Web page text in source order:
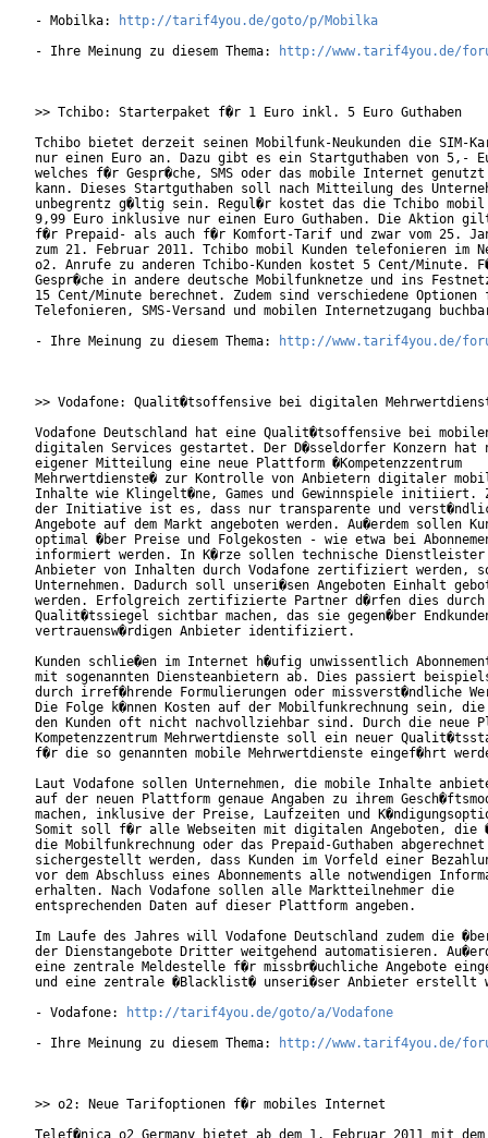
- Mobilka:
http://tarif4you.de/goto/p/Mobilka
- Ihre Meinung zu diesem Thema:
http://www.tarif4you.de/
>> Tchibo: Starterpaket f�r 1 Euro inkl. 5 Euro Guthaben
Tchibo bietet derzeit seinen Mobilfunk-Neukunden die SIM-
nur einen Euro an. Dazu gibt es ein Startguthaben von 5,-
welches f�r Gespr�che, SMS oder das mobile Internet genutzt
kann. Dieses Startguthaben soll nach Mitteilung des
unbegrentz g�ltig sein. Regul�r kostet das die Tchibo mobil
9,99 Euro inklusive nur einen Euro Guthaben. Die Aktion
f�r Prepaid- als auch f�r Komfort-Tarif und zwar vom 25.
zum 21. Februar 2011. Tchibo mobil Kunden telefonieren im
o2. Anrufe zu anderen Tchibo-Kunden kostet 5 Cent/Minute.
Gespr�che in andere deutsche Mobilfunknetze und ins
15 Cent/Minute berechnet. Zudem sind verschiedene Optionen
Telefonieren, SMS-Versand und mobilen Internetzugang
- Ihre Meinung zu diesem Thema:
http://www.tarif4you.de/
>> Vodafone: Qualit�tsoffensive bei digitalen
Vodafone Deutschland hat eine Qualit�tsoffensive bei
digitalen Services gestartet. Der D�sseldorfer Konzern hat
eigener Mitteilung eine neue Plattform �Kompetenzzentrum
Mehrwertdienste� zur Kontrolle von Anbietern digitaler
Inhalte wie Klingelt�ne, Games und Gewinnspiele initiiert.
der Initiative ist es, dass nur transparente und
Angebote auf dem Markt angeboten werden. Au�erdem sollen
optimal �ber Preise und Folgekosten - wie etwa bei
informiert werden. In K�rze sollen technische Dienstleister
Anbieter von Inhalten durch Vodafone zertifiziert werden,
Unternehmen. Dadurch soll unseri�sen Angeboten Einhalt
werden. Erfolgreich zertifizierte Partner d�rfen dies
Qualit�tssiegel sichtbar machen, das sie gegen�ber
vertrauensw�rdigen Anbieter identifiziert.
Kunden schlie�en im Internet h�ufig unwissentlich
mit sogenannten Diensteanbietern ab. Dies passiert
durch irref�hrende Formulierungen oder missverst�ndliche
Die Folge k�nnen Kosten auf der Mobilfunkrechnung sein,
den Kunden oft nicht nachvollziehbar sind. Durch die neue
Kompetenzzentrum Mehrwertdienste soll ein neuer
f�r die so genannten mobile Mehrwertdienste eingef�hrt
Laut Vodafone sollen Unternehmen, die mobile Inhalte
auf der neuen Plattform genaue Angaben zu ihrem
machen, inklusive der Preise, Laufzeiten und
Somit soll f�r alle Webseiten mit digitalen Angeboten, die
die Mobilfunkrechnung oder das Prepaid-Guthaben
sichergestellt werden, dass Kunden im Vorfeld einer
vor dem Abschluss eines Abonnements alle notwendigen
erhalten. Nach Vodafone sollen alle Marktteilnehmer die
entsprechenden Daten auf dieser Plattform angeben.
Im Laufe des Jahres will Vodafone Deutschland zudem die
der Dienstangebote Dritter weitgehend automatisieren.
eine zentrale Meldestelle f�r missbr�uchliche Angebote
und eine zentrale �Blacklist� unseri�ser Anbieter
- Vodafone:
http://tarif4you.de/goto/a/Vodafone
- Ihre Meinung zu diesem Thema:
http://www.tarif4you.de/
>> o2: Neue Tarifoptionen f�r mobiles Internet
Telef�nica o2 Germany bietet ab dem 1. Februar 2011 mit dem